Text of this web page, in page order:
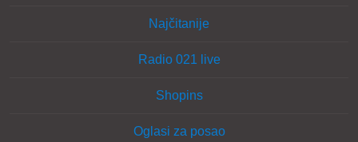
Najčitanije
Radio 021 live
Shopins
Oglasi za posao